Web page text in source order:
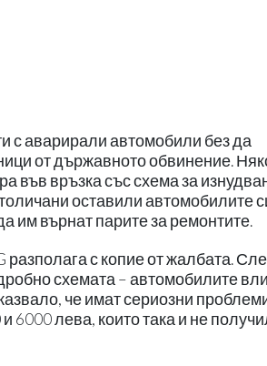
с аварирали автомобили без да
от държавното обвинение.
във връзка със схема за
оставили автомобилите
им върнат парите за ремонтите.
с копие от жалбата.
схемата – автомобилите
че имат сериозни
6000 лева, които така и не